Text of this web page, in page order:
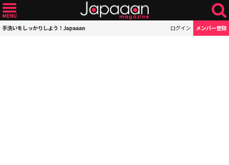
手洗いをしっかりしよう！Japaaan ログイン メンバー登録